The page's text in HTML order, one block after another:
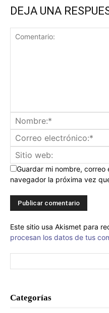
DEJA UNA
Guardar mi nombre,
navegador la próxima vez
Este sitio usa Akismet para
procesan los datos de tus
Categorías